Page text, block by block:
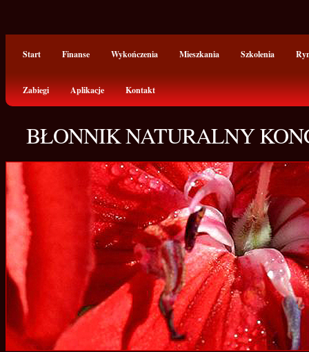
Start Finanse Wykończenia Mieszkania Szkolenia
Zabiegi Aplikacje Kontakt
BŁONNIK NATURALNY